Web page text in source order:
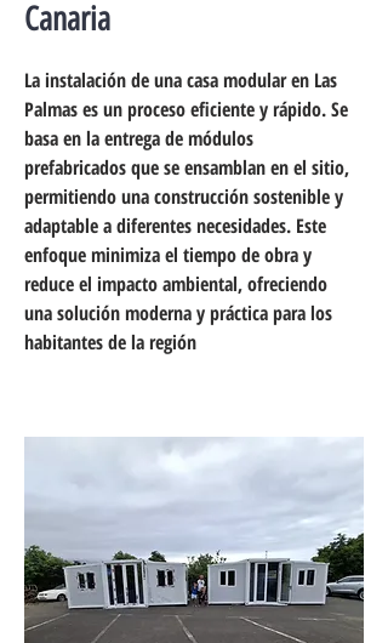
Canaria
La instalación de una casa modular en Las
Palmas es un proceso eficiente y rápido. Se
basa en la entrega de módulos
prefabricados que se ensamblan en el sitio,
permitiendo una construcción sostenible y
adaptable a diferentes necesidades. Este
enfoque minimiza el tiempo de obra y
reduce el impacto ambiental, ofreciendo
una solución moderna y práctica para los
habitantes de la región